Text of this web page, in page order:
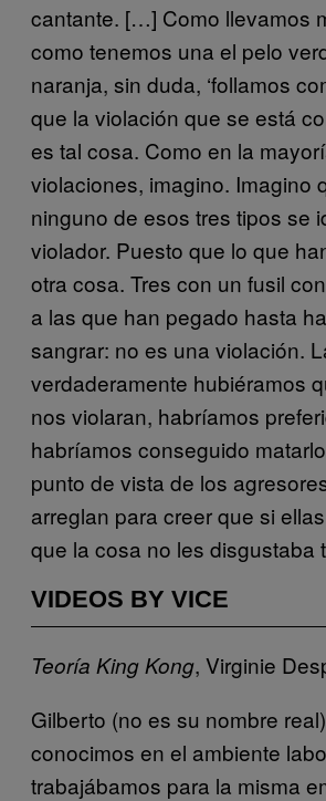
cantante. […] Como llevamos
como tenemos una el pelo
naranja, sin duda, ‘follamos
que la violación que se está
es tal cosa. Como en la
violaciones, imagino. Imagino
ninguno de esos tres tipos se
violador. Puesto que lo que
otra cosa. Tres con un fusil
a las que han pegado hasta
sangrar: no es una violación.
verdaderamente hubiéramos
nos violaran, habríamos
habríamos conseguido
punto de vista de los
arreglan para creer que si
que la cosa no les disgustaba
VIDEOS BY VICE
Teoría King Kong, Virginie
Gilberto (no es su nombre
conocimos en el ambiente
trabajábamos para la misma